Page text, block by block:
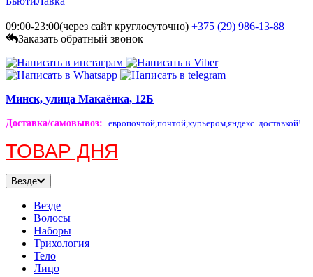
09:00-23:00(через сайт круглосуточно) +375 (29) 986-13-88
Заказать обратный звонок
Минск, улица Макаёнка, 12Б
Доставка/самовывоз: европочтой,почтой,курьером,яндекс доставкой!
ТОВАР ДНЯ
Везде
Везде
Волосы
Наборы
Трихология
Тело
Лицо